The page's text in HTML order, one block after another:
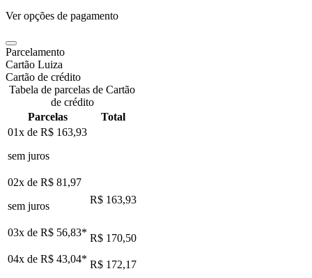
Ver opções de pagamento
Parcelamento
Cartão Luiza
Cartão de crédito
Tabela de parcelas de Cartão
de crédito
Parcelas
Total
01x de R$ 163,93
sem juros
02x de R$ 81,97
sem juros
R$ 163,93
03x de R$ 56,83* R$ 170,50
04x de R$ 43,04* R$ 172,17